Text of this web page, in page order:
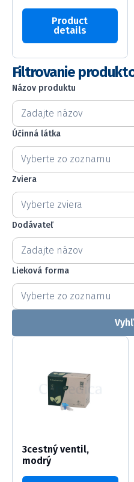
Product
details
Filtrovanie
Názov produktu
Názov produktu
Názov produktu
Účinná látka
Účinná látka
Účinná látka
Účinná látka
Zviera
Zviera
Zviera
Zviera
Dodávateľ
Dodávateľ
Dodávateľ
Lieková forma
Lieková forma
Lieková forma
Lieková forma
3cestný ventil,
modrý